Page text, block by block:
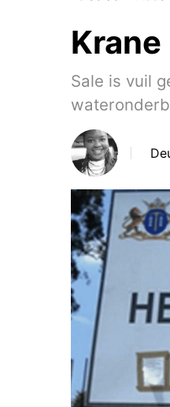
Sale is vuil